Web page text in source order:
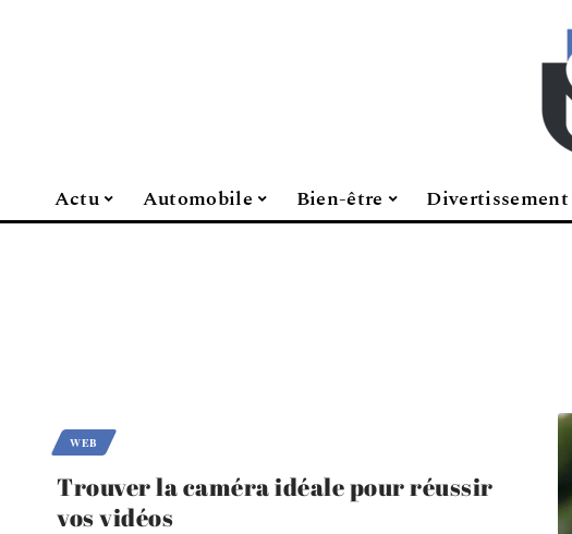
Actu Automobile Bien-être Divertissement
WEB
Trouver la caméra idéale pour réussir
vos vidéos